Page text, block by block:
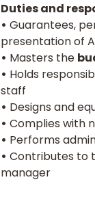
Duties and
• Guarantees,
presentation of
• Masters the
• Holds
staff
• Designs and
• Complies with
• Performs
• Contributes to
manager